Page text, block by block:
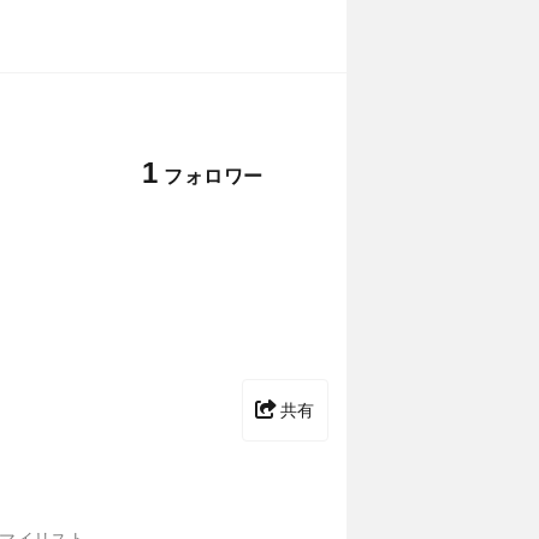
1 フォロワー
共有